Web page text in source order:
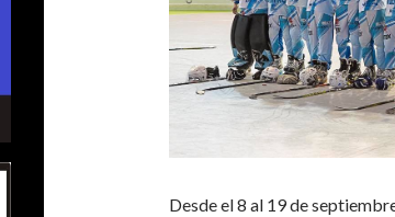
Desde el 8 al 19 de